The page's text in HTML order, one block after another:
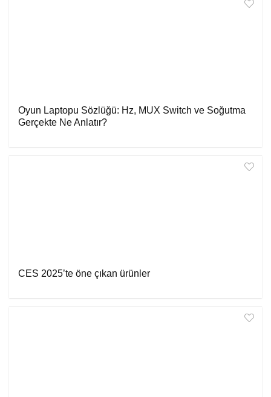
Oyun Laptopu Sözlüğü: Hz, MUX Switch ve Soğutma
Gerçekte Ne Anlatır?
CES 2025’te öne çıkan ürünler